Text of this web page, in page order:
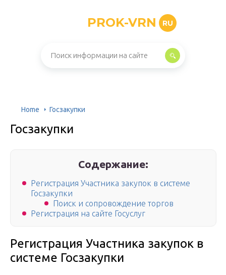
PROK-VRN RU
Home Госзакупки
Госзакупки
Содержание:
Регистрация Участника закупок в системе
Госзакупки
Поиск и сопровождение торгов
Регистрация на сайте Госуслуг
Регистрация Участника закупок в
системе Госзакупки